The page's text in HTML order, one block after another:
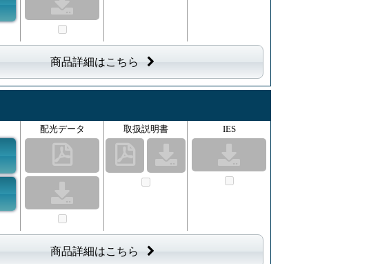
商品詳細はこちら
配光データ 取扱説明書 IES
商品詳細はこちら